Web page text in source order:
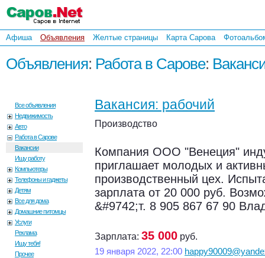
Афиша Объявления Желтые страницы Карта Сарова
Объявления: Работа в Сарове:
Все объявления
Недвижимость
Авто
Работа в Сарове
Вакансии
Ищу работу
Компьютеры
Телефоны и гаджеты
Детям
Все для дома
Домашние питомцы
Услуги
Реклама
Ищу тебя!
Прочее
Вакансия: рабочий
Производство
Компания ООО "Венеция"
приглашает молодых и
производственный цех.
зарплата от 20 000 руб.
&#9742;т. 8 905 867 67 90
Зарплата: 35 000 руб.
19 января 2022, 22:00